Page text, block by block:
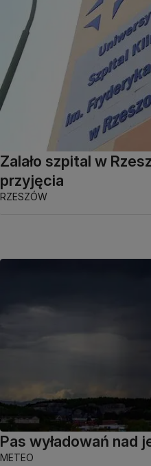
Zalało szpital w
przyjęcia
RZESZÓW
Pas wyładowań nad
METEO